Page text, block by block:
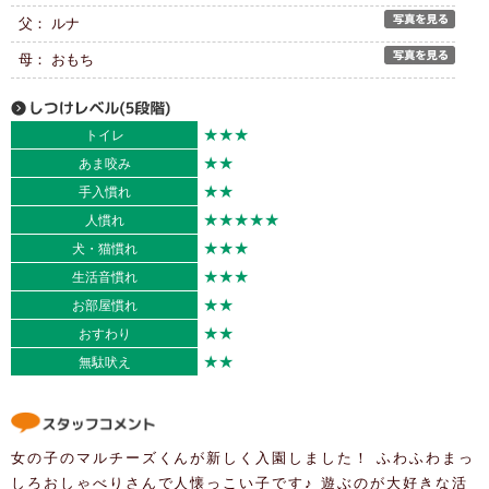
父： ルナ
母： おもち
トイレ ★★★
あま咬み ★★
手入慣れ ★★
人慣れ ★★★★★
犬・猫慣れ ★★★
生活音慣れ ★★★
お部屋慣れ ★★
おすわり ★★
無駄吠え ★★
女の子のマルチーズくんが新しく入園しました！ ふわふわまっ
しろおしゃべりさんで人懐っこい子です♪ 遊ぶのが大好きな活